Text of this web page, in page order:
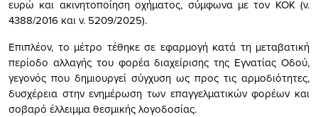
ευρώ και ακινητοποίηση οχήματος, σύμφωνα με τον ΚΟΚ (ν.
4388/2016 και ν. 5209/2025).
Επιπλέον, το μέτρο τέθηκε σε εφαρμογή κατά τη μεταβατική
περίοδο αλλαγής του φορέα διαχείρισης της Εγνατίας Οδού,
γεγονός που δημιουργεί σύγχυση ως προς τις αρμοδιότητες,
δυσχέρεια στην ενημέρωση των επαγγελματικών φορέων και
σοβαρό έλλειμμα θεσμικής λογοδοσίας.